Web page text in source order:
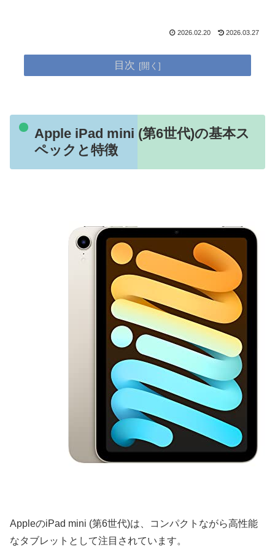
2026.02.20 2026.03.27
目次
Apple iPad mini (第6世代)の基本ス
ペックと特徴
AppleのiPad mini (第6世代)は、コンパクトながら高性能
なタブレットとして注目されています。